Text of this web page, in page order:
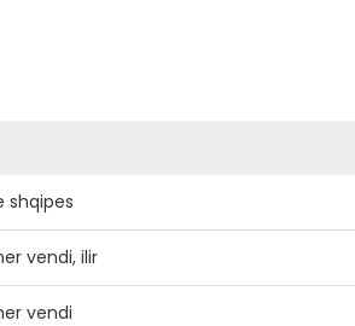
shqipes
vendi, ilir
vendi